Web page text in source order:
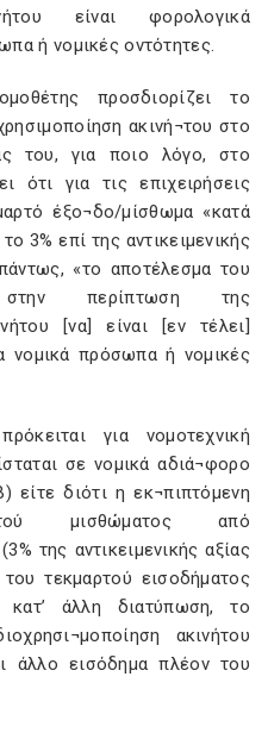
είναι φορολογικά
ή νομικές οντότητες.
προσδιορίζει το
ακινή¬του στο
του, για ποιο λόγο, στο
ότι για τις επιχειρήσεις
έξο¬δο/μίσθωμα «κατά
3% επί της αντικειμενικής
«το αποτέλεσμα του
περίπτωση της
[να] είναι [εν τέλει]
νομικά πρόσωπα ή νομικές
για νομοτεχνική
σε νομικά αδιά¬φορο
είτε διότι η εκ¬πιπτόμενη
μισθώματος από
της αντικειμενικής αξίας
τεκμαρτού εισοδήματος
κατ’ άλλη διατύπωση, το
ακινήτου
άλλο εισόδημα πλέον του